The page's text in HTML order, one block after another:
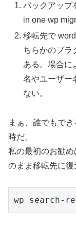
バックアップ
in one wp
移転先で
ちらかのプラ
ある。場合に
名やユーザー
ない。
まぁ、誰でもで
時だ。
私の最初のお勧
のまま移転先に
wp search-